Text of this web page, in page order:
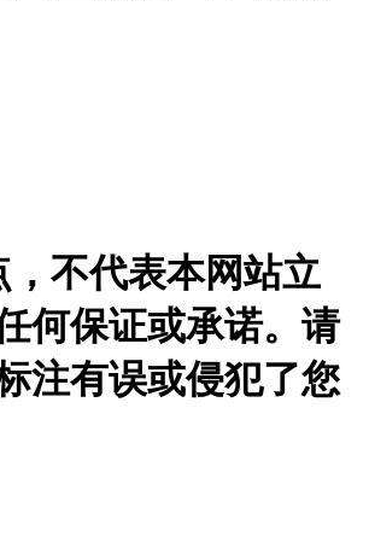
不代表本网站立
何保证或承诺。请
注有误或侵犯了您